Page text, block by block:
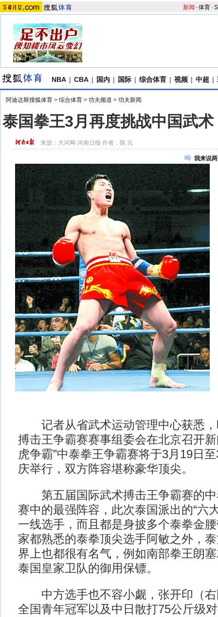
新闻 -体育-S
NBA | CBA | 国内 | 国际 | 综合体育 | 视频 | 中超 |
阿迪达斯搜狐体育 > 综合体育 > 功夫频道 > 功夫新闻
泰国拳王3月再度挑战中国武
来源： 大河网-河南日报 作者：陈 元
我来说
记者从省武术运动管理中心获悉，
搏击王争霸赛赛事组委会在北京召开
虎争霸”中泰拳王争霸赛将于3月19日
庆举行，双方阵容堪称豪华顶尖。
第五届国际武术搏击王争霸赛的中
赛中的最强阵容，此次泰国派出的“六
一线选手，而且都是身披多个泰拳金
家都熟悉的泰拳顶尖选手阿敏之外，
界上也都很有名气，例如南部拳王朗
泰国皇家卫队的御用保镖。
中方选手也不容小觑，张开印（右
全国青年冠军以及中日散打75公斤级